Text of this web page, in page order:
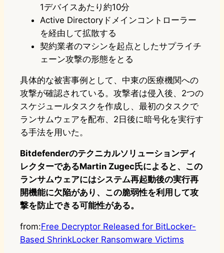
1デバイスあたり約10分
Active Directoryドメインコントローラー
を経由して拡散する
契約業者のマシンを起点としたサプライチ
ェーン攻撃の形態をとる
具体的な被害事例として、中東の医療機関への
攻撃が確認されている。攻撃者は侵入後、2つの
スケジュールタスクを作成し、最初のタスクで
ランサムウェアを配布、2日後に暗号化を実行す
る手法を用いた。
Bitdefenderのテクニカルソリューションディ
レクターであるMartin Zugec氏によると、この
ランサムウェアにはシステム再起動後の実行再
開機能に欠陥があり、この脆弱性を利用して攻
撃を防止できる可能性がある。
from:Free Decryptor Released for BitLocker-
Based ShrinkLocker Ransomware Victims